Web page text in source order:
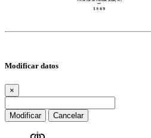
Modificar datos
×
Modificar Cancelar